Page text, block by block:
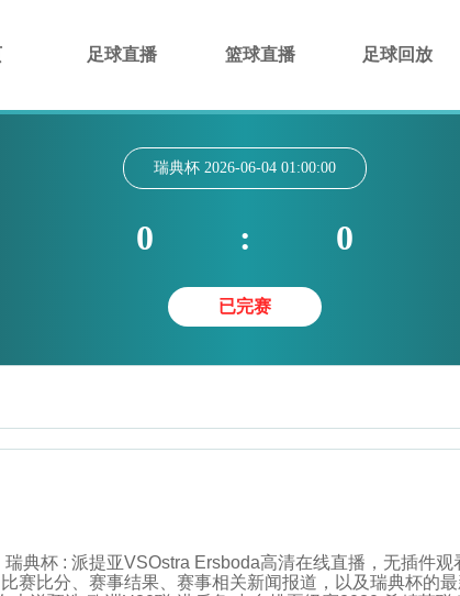
足球直播 篮球直播 足球回放
瑞典杯 2026-06-04 01:00:00
0 : 0
已完赛
典杯 : 派提亚VSOstra Ersboda高清在线直播，无插件
赛比分、赛事结果、赛事相关新闻报道，以及瑞典杯的